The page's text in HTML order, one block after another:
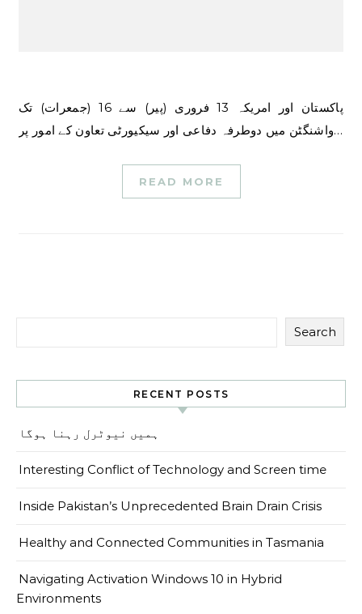
پاکستان اور امریکہ 13 فروری (پیر) سے 16 (جمعرات) تک
واشنگٹن میں دوطرفہ دفاعی اور سیکیورٹی تعاون کے امور پر…
READ MORE
Search
RECENT POSTS
ہمیں نیوٹرل رہنا ہوگا
Interesting Conflict of Technology and Screen time
Inside Pakistan’s Unprecedented Brain Drain Crisis
Healthy and Connected Communities in Tasmania
Navigating Activation Windows 10 in Hybrid
Environments